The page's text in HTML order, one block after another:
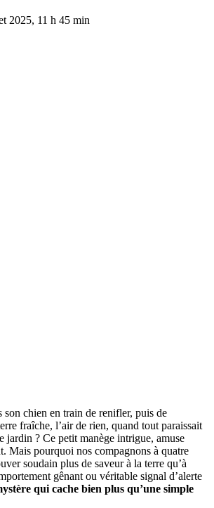
2025, 11 h 45 min
son chien en train de renifler, puis de
fraîche, l’air de rien, quand tout paraissait
jardin ? Ce petit manège intrigue, amuse
Mais pourquoi nos compagnons à quatre
soudain plus de saveur à la terre qu’à
gênant ou véritable signal d’alerte
qui cache bien plus qu’une simple